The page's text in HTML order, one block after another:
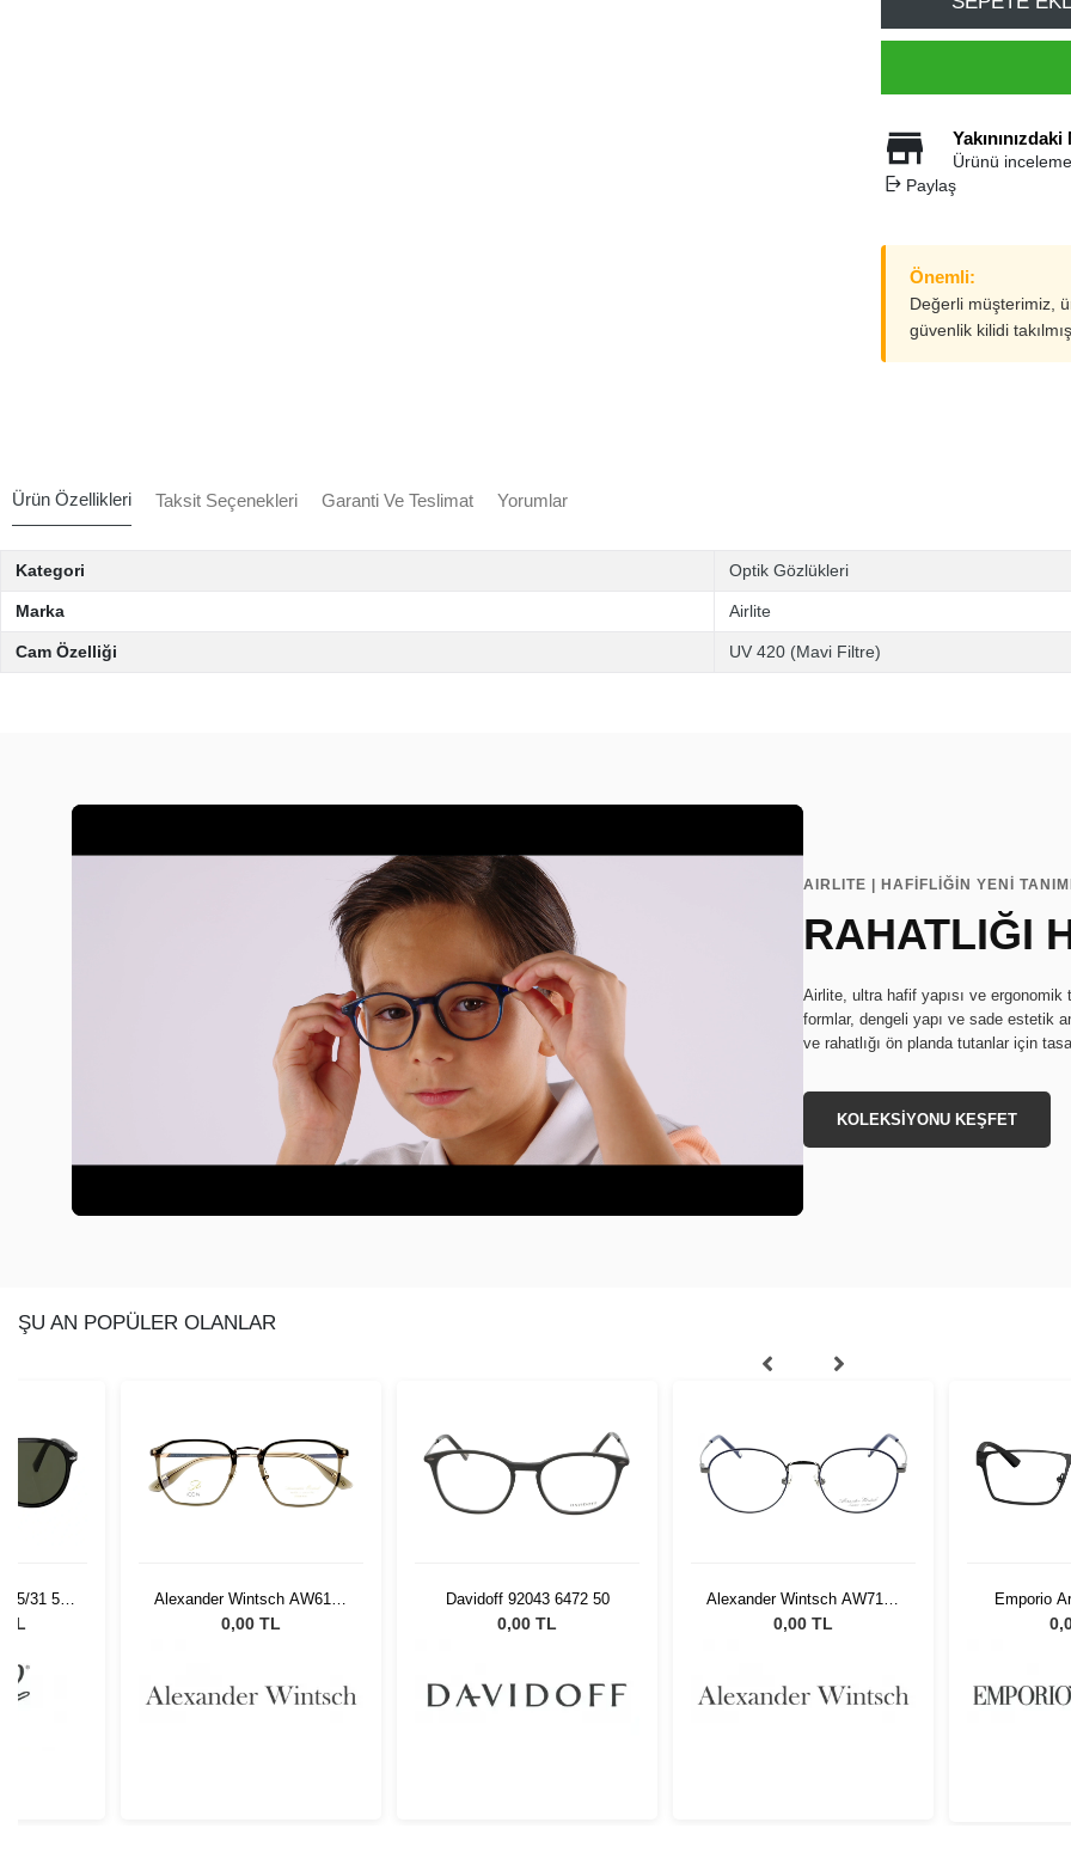
Ürünü
Paylaş
Önemli:
Değerli müşterimiz,
güvenlik kilidi
Ürün Özellikleri Taksit Seçenekleri Garanti Ve Teslimat Yorumlar
Kategori Optik Gözlükleri
Marka Airlite
Cam Özelliği UV 420 (Mavi Filtre)
AIRLITE | HAFİFLİĞİN YENİ
RAHATLIĞI
Airlite, ultra hafif yapısı ve ergonomik
formlar, dengeli yapı ve sade estetik
ve rahatlığı ön planda tutanlar için
KOLEKSİYONU KEŞFET
ŞU AN POPÜLER OLANLAR
95/31 55
TL
Alexander Wintsch AW6181
C1
0,00 TL
Davidoff 92043 6472 50
0,00 TL
Alexander Wintsch AW7103
C1
0,00 TL
Emporio